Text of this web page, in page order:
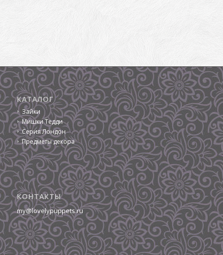
КАТАЛОГ
Зайки
Мишки Тедди
Серия Лондон
Предметы декора
КОНТАКТЫ
my@lovelypuppets.ru